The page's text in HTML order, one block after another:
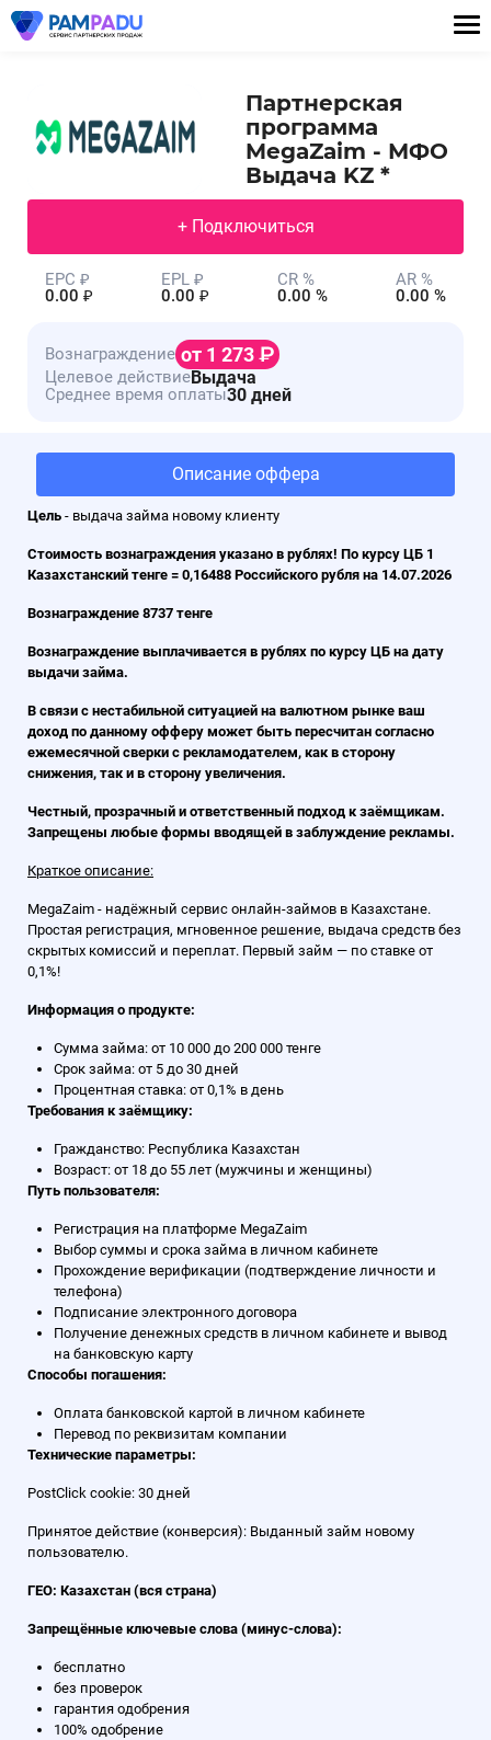
Партнерская
программа
MegaZaim - МФО
Выдача KZ *
+ Подключиться
EPC ₽
0.00 ₽
EPL ₽
0.00 ₽
CR %
0.00 %
AR %
0.00 %
Вознаграждение от 1 273
Целевое действиеВыдача
Среднее время оплаты30 дней
Описание оффера
Цель - выдача займа новому клиенту
Стоимость вознаграждения указано в рублях! По курсу ЦБ 1
Казахстанский тенге = 0,16488 Российского рубля на 14.07.2026
Вознаграждение 8737 тенге
Вознаграждение выплачивается в рублях по курсу ЦБ на дату
выдачи займа.
В связи с нестабильной ситуацией на валютном рынке ваш
доход по данному офферу может быть пересчитан согласно
ежемесячной сверки с рекламодателем, как в сторону
снижения, так и в сторону увеличения.
Честный, прозрачный и ответственный подход к заёмщикам.
Запрещены любые формы вводящей в заблуждение рекламы.
Краткое описание:
MegaZaim - надёжный сервис онлайн-займов в Казахстане.
Простая регистрация, мгновенное решение, выдача средств без
скрытых комиссий и переплат. Первый займ — по ставке от
0,1%!
Информация о продукте:
Сумма займа: от 10 000 до 200 000 тенге
Срок займа: от 5 до 30 дней
Процентная ставка: от 0,1% в день
Требования к заёмщику:
Гражданство: Республика Казахстан
Возраст: от 18 до 55 лет (мужчины и женщины)
Путь пользователя:
Регистрация на платформе MegaZaim
Выбор суммы и срока займа в личном кабинете
Прохождение верификации (подтверждение личности и
телефона)
Подписание электронного договора
Получение денежных средств в личном кабинете и вывод
на банковскую карту
Способы погашения:
Оплата банковской картой в личном кабинете
Перевод по реквизитам компании
Технические параметры:
PostClick cookie: 30 дней
Принятое действие (конверсия): Выданный займ новому
пользователю.
ГЕО: Казахстан (вся страна)
Запрещённые ключевые слова (минус-слова):
бесплатно
без проверок
гарантия одобрения
100% одобрение